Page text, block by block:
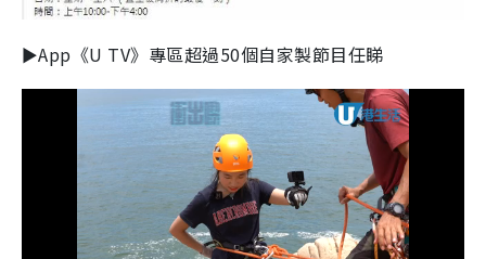
►App《U TV》專區超過50個自家製節目任睇